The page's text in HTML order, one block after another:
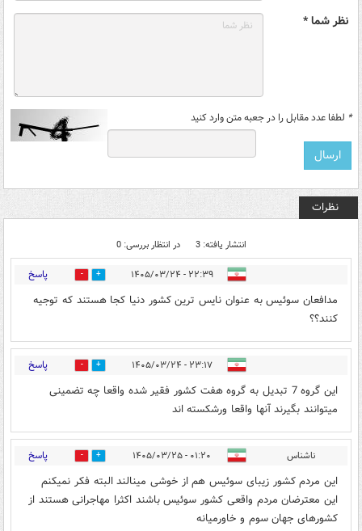
نظر شما *
* لطفا عدد مقابل را در جعبه متن وارد کنید
نظرات
انتشار یافته: 3 در انتظار بررسی: 0
۲۲:۳۹ - ۱۴۰۵/۰۳/۲۴ 0 پاسخ
مدافعان سوئیس به عنوان نایس ترین کشور دنیا کجا هستند که توجیه
کنند؟؟
۲۳:۱۷ - ۱۴۰۵/۰۳/۲۴ 0 پاسخ
این گروه 7 تبدیل به گروه هفت کشور فقیر شده واقعا چه تضمینی
میتوانند بگیرند آنها واقعا ورشکسته اند
ناشناس ۰۱:۲۰ - ۱۴۰۵/۰۳/۲۵ 0 پاسخ
این مردم کشور زیبای سوئیس هم از خوشی مینالند البته فکر نمیکنم
این معترضان مردم واقعی کشور سوئیس باشند اکثرا مهاجرانی هستند از
کشورهای جهان سوم و خاورمیانه